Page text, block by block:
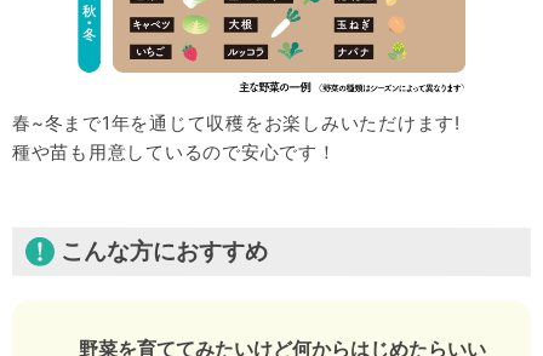
春~冬まで1年を通じて収穫をお楽しみいただけます!
種や苗も用意しているので安心です！
こんな方におすすめ
野菜を育ててみたいけど何からはじめたらいい